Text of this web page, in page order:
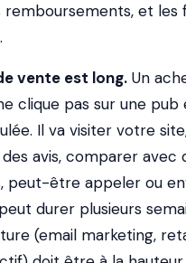
remboursements, et les
vente est long. Un
clique pas sur une
Il va visiter votre
avis, comparer avec
peut-être appeler ou
durer plusieurs
(email marketing,